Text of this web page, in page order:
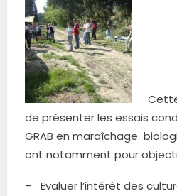
de présenter les essais
GRAB en maraîchage
ont notamment pour
– Evaluer l’intérêt des